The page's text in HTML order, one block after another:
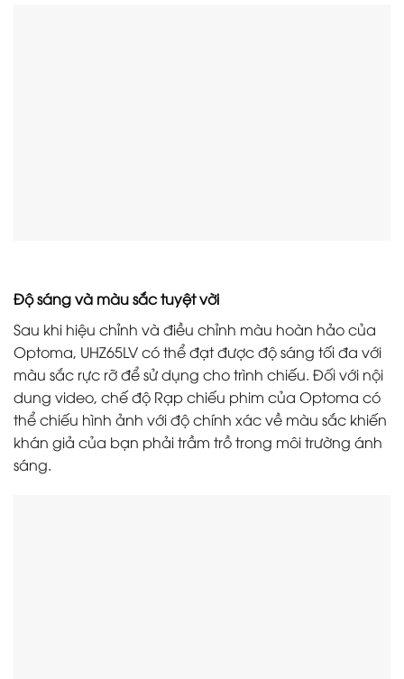
Độ sáng và màu sắc tuyệt vời
Sau khi hiệu chỉnh và điều chỉnh màu hoàn hảo của
Optoma, UHZ65LV có thể đạt được độ sáng tối đa với
màu sắc rực rỡ để sử dụng cho trình chiếu. Đối với nội
dung video, chế độ Rạp chiếu phim của Optoma có
thể chiếu hình ảnh với độ chính xác về màu sắc khiến
khán giả của bạn phải trầm trồ trong môi trường ánh
sáng.